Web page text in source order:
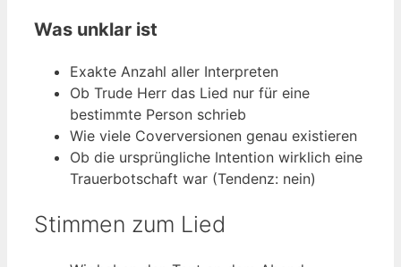
Was unklar ist
Exakte Anzahl aller Interpreten
Ob Trude Herr das Lied nur für eine
bestimmte Person schrieb
Wie viele Coverversionen genau existieren
Ob die ursprüngliche Intention wirklich eine
Trauerbotschaft war (Tendenz: nein)
Stimmen zum Lied